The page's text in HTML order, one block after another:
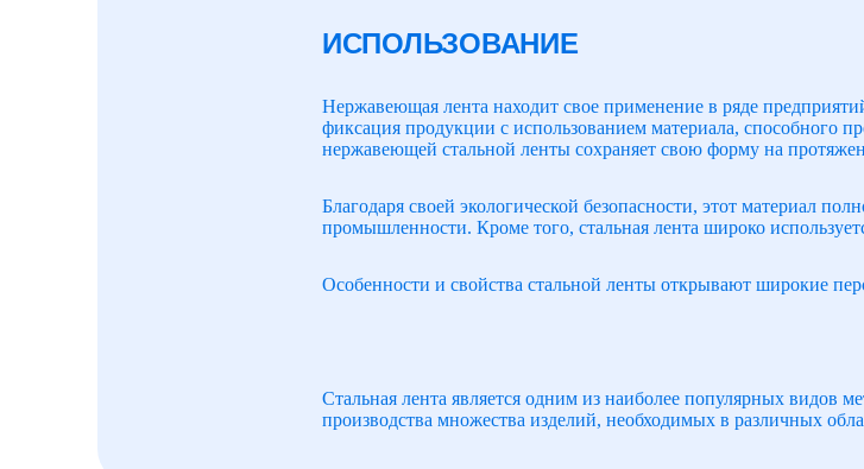
ИСПОЛЬЗОВАНИЕ
Нержавеющая лента находит свое применение в ряде
фиксация продукции с использованием материала, способного
нержавеющей стальной ленты сохраняет свою форму на
Благодаря своей экологической безопасности, этот материал
промышленности. Кроме того, стальная лента широко
Особенности и свойства стальной ленты открывают широкие
Стальная лента является одним из наиболее популярных видов
производства множества изделий, необходимых в различных